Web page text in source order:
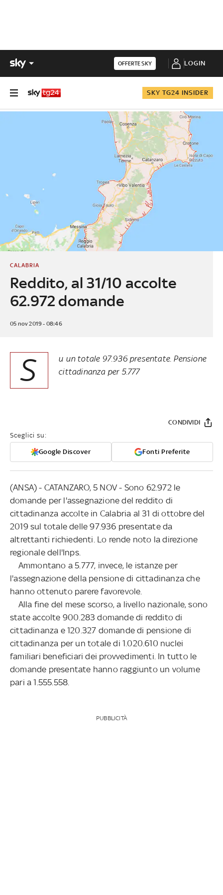
OFFERTE SKY LOGIN
SKY TG24 INSIDER
Reddito, al 31/10 accolte
62.972 domande
CALABRIA
05 nov 2019 - 08:46
S
u un totale 97.936 presentate. Pensione
cittadinanza per 5.777
Sceglici su:
Google Discover Fonti Preferite
CONDIVIDI
(ANSA) - CATANZARO, 5 NOV - Sono 62.972 le
domande per l'assegnazione del reddito di
cittadinanza accolte in Calabria al 31 di ottobre del
2019 sul totale delle 97.936 presentate da
altrettanti richiedenti. Lo rende noto la direzione
regionale dell'Inps.
Ammontano a 5.777, invece, le istanze per
l'assegnazione della pensione di cittadinanza che
hanno ottenuto parere favorevole.
Alla fine del mese scorso, a livello nazionale, sono
state accolte 900.283 domande di reddito di
cittadinanza e 120.327 domande di pensione di
cittadinanza per un totale di 1.020.610 nuclei
familiari beneficiari dei provvedimenti. In tutto le
domande presentate hanno raggiunto un volume
pari a 1.555.558.
PUBBLICITÀ